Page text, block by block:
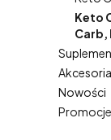
Keto
Carb,
Nowości
Promocje